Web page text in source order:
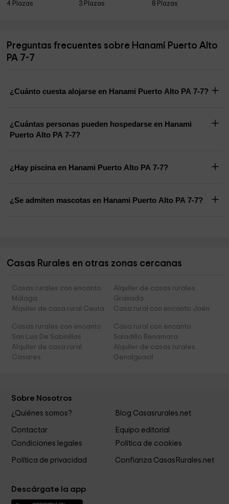
4 Plazas
3 Plazas
8 Plazas
Preguntas frecuentes sobre Hanami Puerto Alto
PA 7-7
¿Cuánto cuesta alojarse en Hanami Puerto Alto PA 7-7?
¿Cuántas personas pueden hospedarse en Hanami
Puerto Alto PA 7-7?
¿Hay piscina en Hanami Puerto Alto PA 7-7?
¿Se admiten mascotas en Hanami Puerto Alto PA 7-7?
Casas Rurales en otras zonas cercanas
Casas rurales con encanto
Málaga
Alquiler de casas rurales
Granada
Alquiler de casa rural Ceuta
Casa rural con encanto Jaén
Casas rurales con encanto
San Luis De Sabinillas
Casa rural con encanto
Saladillo Benamara
Alquiler de casa rural
Casares
Alquiler de casas rurales
Genalguacil
Sobre Nosotros
¿Quiénes somos? Blog Casasrurales.net
Contactar
Equipo editorial
Condiciones legales
Política de cookies
Política de privacidad Confianza CasasRurales.net
Descárgate la app